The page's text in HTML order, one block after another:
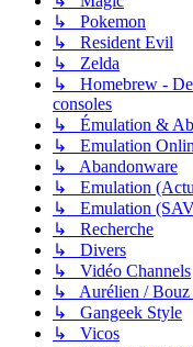
↳ Pokemon
↳ Resident Evil
↳ Zelda
↳ Homebrew -
consoles
↳ Émulation &
↳ Emulation
↳ Abandonware
↳ Emulation
↳ Emulation
↳ Recherche
↳ Divers
↳ Vidéo Channels
↳ Aurélien / Bouz
↳ Gangeek Style
↳ Vicos